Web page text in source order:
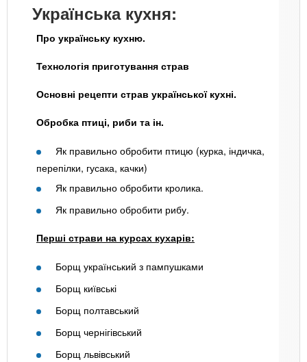
Українська кухня:
Про українську кухню.
Технологія приготування страв
Основні рецепти страв української кухні.
Обробка птиці, риби та ін.
Як правильно обробити птицю (курка, індичка,
перепілки, гусака, качки)
Як правильно обробити кролика.
Як правильно обробити рибу.
Перші страви на курсах кухарів:
Борщ український з пампушками
Борщ київські
Борщ полтавський
Борщ чернігівський
Борщ львівський